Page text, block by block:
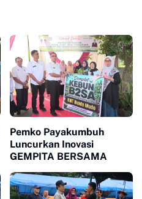
Pemko Payakumbuh
Luncurkan Inovasi
GEMPITA BERSAMA